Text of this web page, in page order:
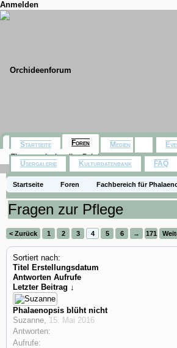
Anmelden
Startseite Foren
Fachbereich für
Die Gattung Phalaenopsis
Fragen zur Pflege
< Zurück 1 2 3 4 5 6 → 171
Sortiert nach:
Titel
Erstellungsdatum
Antworten Aufrufe
Letzter Beitrag ↓
Phalaenopsis blüht nicht
Suzanne, 15. Mai 2016
Antworten:
Aufrufe:
Startseite Foren
Themen mit aktuellen Beiträgen
Medien
Usergalerie Kulturdatenbank FAQ